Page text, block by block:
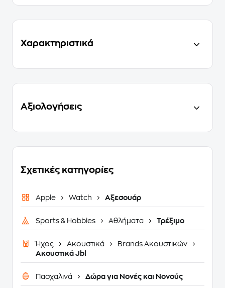
Χαρακτηριστικά
Αξιολογήσεις
Σχετικές κατηγορίες
Apple Watch Αξεσουάρ
Sports & Hobbies Αθλήματα Τρέξιμο
Ήχος Ακουστικά
Brands Ακουστικών
Ακουστικά Jbl
Πασχαλινά Δώρα για Νονές και Νονούς